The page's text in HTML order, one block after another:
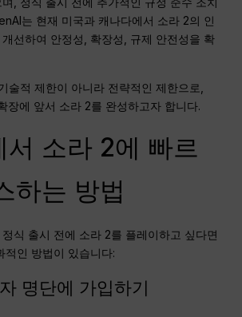
는 현재 미국과 캐나다에서 소라 2의 인
선하여 안정성, 확장성, 규제 안전성을 확
술적 제한이 아니라 전략적인 제한으로,
장에 앞서 소라 2를 완성하고자 합니다.
서 소라 2에 빠르
하는 방법
식 출시 전에 소라 2를 플레이하고 싶다면
적인 방법이 있습니다:
명단에 가입하기